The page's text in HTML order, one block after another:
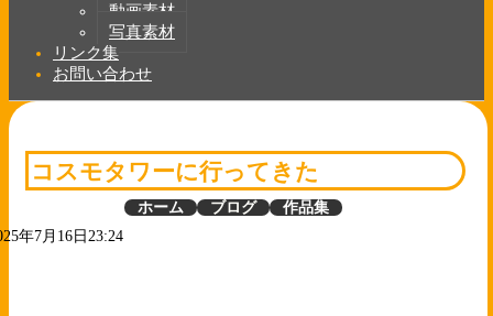
動画素材
写真素材
リンク集
お問い合わせ
コスモタワーに行ってきた
ホーム ブログ
作品集
年7月16日23:24